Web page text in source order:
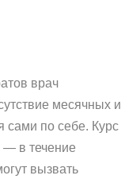
врач
месячных и
сами по себе. Курс
— в течение
вызвать